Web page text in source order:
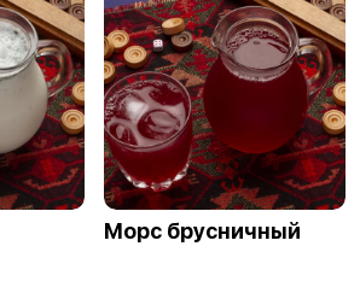
Морс брусничный